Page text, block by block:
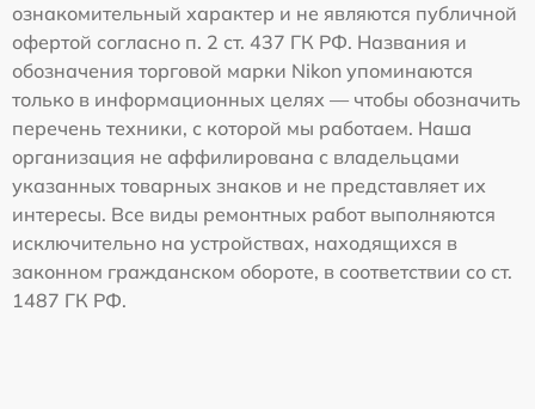
ознакомительный характер и не являются публичной
офертой согласно п. 2 ст. 437 ГК РФ. Названия и
обозначения торговой марки Nikon упоминаются
только в информационных целях — чтобы обозначить
перечень техники, с которой мы работаем. Наша
организация не аффилирована с владельцами
указанных товарных знаков и не представляет их
интересы. Все виды ремонтных работ выполняются
исключительно на устройствах, находящихся в
законном гражданском обороте, в соответствии со ст.
1487 ГК РФ.